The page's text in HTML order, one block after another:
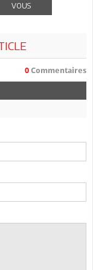
VOUS
0 Commentaires